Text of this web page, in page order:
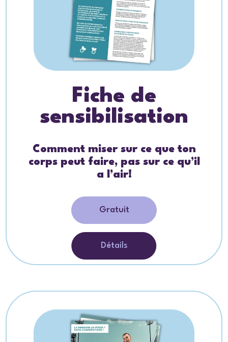
Fiche de
sensibilisation
Comment miser sur ce que ton
corps peut faire, pas sur ce qu’il
a l’air!
Gratuit
Détails